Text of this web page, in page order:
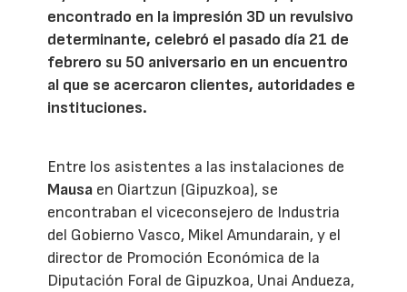
encontrado en la impresión 3D un revulsivo
determinante, celebró el pasado día 21 de
febrero su 50 aniversario en un encuentro
al que se acercaron clientes, autoridades e
instituciones.
Entre los asistentes a las instalaciones de
Mausa en Oiartzun (Gipuzkoa), se
encontraban el viceconsejero de Industria
del Gobierno Vasco, Mikel Amundarain, y el
director de Promoción Económica de la
Diputación Foral de Gipuzkoa, Unai Andueza,